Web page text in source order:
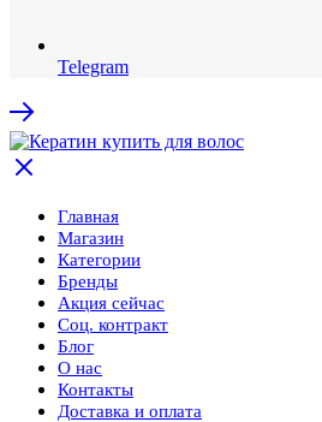
Telegram
Главная
Магазин
Категории
Бренды
Акция сейчас
Соц. контракт
Блог
О нас
Контакты
Доставка и оплата